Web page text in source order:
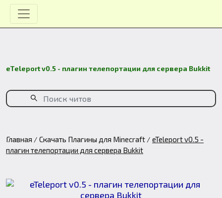
eTeleport v0.5 - плагин телепортации для сервера Bukkit
Главная Скачать Плагины для Minecraft
eTeleport v0.5 -
плагин телепортации для сервера Bukkit